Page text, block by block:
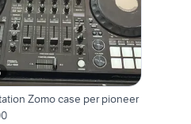
Zomo case per pioneer